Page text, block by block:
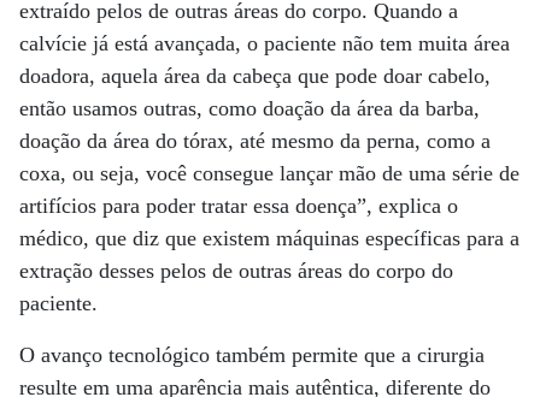
extraído pelos de outras áreas do corpo. Quando a
calvície já está avançada, o paciente não tem muita área
doadora, aquela área da cabeça que pode doar cabelo,
então usamos outras, como doação da área da barba,
doação da área do tórax, até mesmo da perna, como a
coxa, ou seja, você consegue lançar mão de uma série de
artifícios para poder tratar essa doença”, explica o
médico, que diz que existem máquinas específicas para a
extração desses pelos de outras áreas do corpo do
paciente.
O avanço tecnológico também permite que a cirurgia
resulte em uma aparência mais autêntica, diferente do